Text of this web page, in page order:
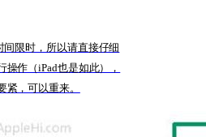
间限时，所以请直接仔细
操作（iPad也是如此），
紧，可以重来。